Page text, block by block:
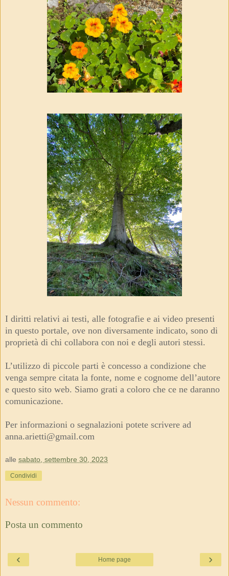
I diritti relativi ai testi, alle fotografie e ai video presenti
in questo portale, ove non diversamente indicato, sono di
proprietà di chi collabora con noi e degli autori stessi.
L’utilizzo di piccole parti è concesso a condizione che
venga sempre citata la fonte, nome e cognome dell’autore
e questo sito web. Siamo grati a coloro che ce ne daranno
comunicazione.
Per informazioni o segnalazioni potete scrivere ad
anna.arietti@gmail.com
alle sabato, settembre 30, 2023
Condividi
Nessun commento:
Posta un commento
‹ ›
Home page